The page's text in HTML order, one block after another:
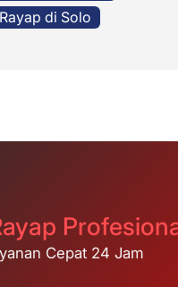
di Solo
Cepat 24 Jam